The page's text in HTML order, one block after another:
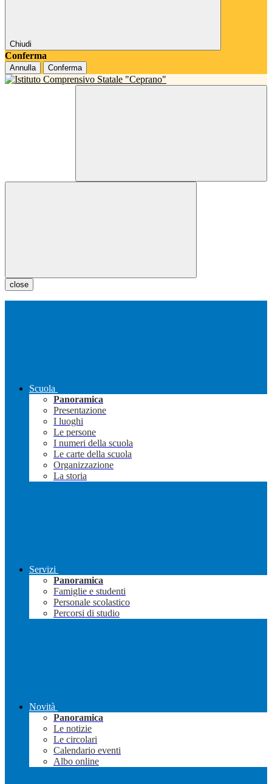
Chiudi
Conferma
Annulla Conferma
close
Scuola
Panoramica
Presentazione
I luoghi
Le persone
I numeri della scuola
Le carte della scuola
Organizzazione
La storia
Servizi
Panoramica
Famiglie e studenti
Personale scolastico
Percorsi di studio
Novità
Panoramica
Le notizie
Le circolari
Calendario eventi
Albo online